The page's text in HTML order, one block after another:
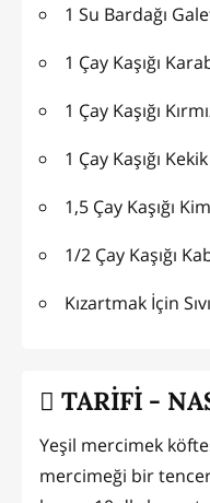
1 Su Bardağı
1 Çay Kaşığı
1 Çay Kaşığı
1 Çay Kaşığı Kekik
1,5 Çay Kaşığı
1/2 Çay Kaşığı
Kızartmak İçin
TARİFİ -
Yeşil mercimek
mercimeği bir